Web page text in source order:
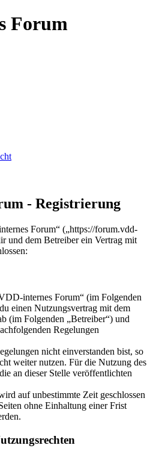
Forum
- Registrierung
Forum“ („https://forum.vdd-
und dem Betreiber ein Vertrag mit
internes Forum“ (im Folgenden
einen Nutzungsvertrag mit dem
(im Folgenden „Betreiber“) und
Regelungen
nicht einverstanden bist, so
weiter nutzen. Für die Nutzung des
an dieser Stelle veröffentlichten
auf unbestimmte Zeit geschlossen
ohne Einhaltung einer Frist